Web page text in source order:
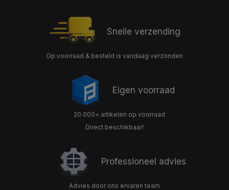
Snelle verzending
Op voorraad & besteld is vandaag verzonden
Eigen voorraad
20.000+ artikelen op voorraad
Direct beschikbaar!
Professioneel advies
Advies door ons ervaren team